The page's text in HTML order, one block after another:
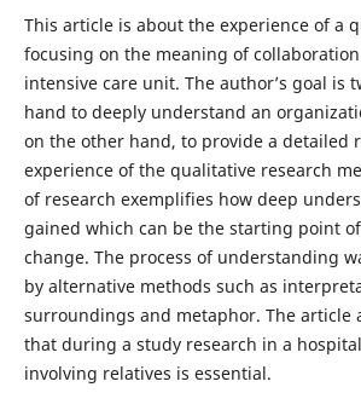
This article is about the experience of a
focusing on the meaning of
intensive care unit. The author’s goal is
hand to deeply understand an
on the other hand, to provide a detailed
experience of the qualitative research
of research exemplifies how deep
gained which can be the starting point
change. The process of understanding
by alternative methods such as
surroundings and metaphor. The article
that during a study research in a
involving relatives is essential.